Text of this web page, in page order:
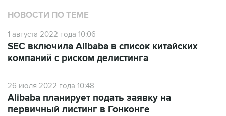
НОВОСТИ ПО ТЕМЕ
1 августа 2022 года 10:06
SEC включила Alibaba в список китайских
компаний с риском делистинга
26 июля 2022 года 10:48
Alibaba планирует подать заявку на
первичный листинг в Гонконге